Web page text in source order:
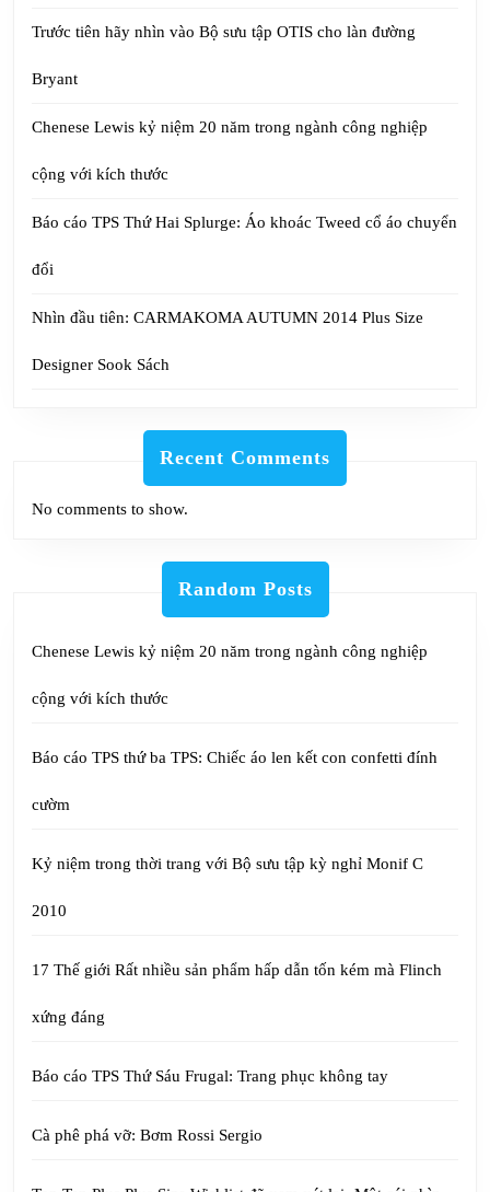
Trước tiên hãy nhìn vào Bộ sưu tập OTIS cho làn đường
Bryant
Chenese Lewis kỷ niệm 20 năm trong ngành công nghiệp
cộng với kích thước
Báo cáo TPS Thứ Hai Splurge: Áo khoác Tweed cổ áo chuyển
đổi
Nhìn đầu tiên: CARMAKOMA AUTUMN 2014 Plus Size
Designer Sook Sách
Recent Comments
No comments to show.
Random Posts
Chenese Lewis kỷ niệm 20 năm trong ngành công nghiệp
cộng với kích thước
Báo cáo TPS thứ ba TPS: Chiếc áo len kết con confetti đính
cườm
Kỷ niệm trong thời trang với Bộ sưu tập kỳ nghỉ Monif C
2010
17 Thế giới Rất nhiều sản phẩm hấp dẫn tốn kém mà Flinch
xứng đáng
Báo cáo TPS Thứ Sáu Frugal: Trang phục không tay
Cà phê phá vỡ: Bơm Rossi Sergio